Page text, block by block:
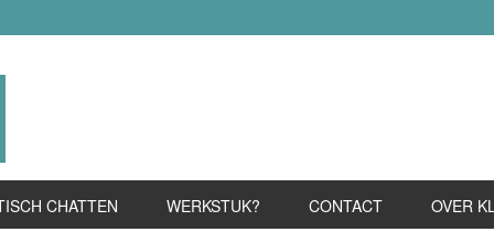
CHATTEN WERKSTUK? CONTACT OVER